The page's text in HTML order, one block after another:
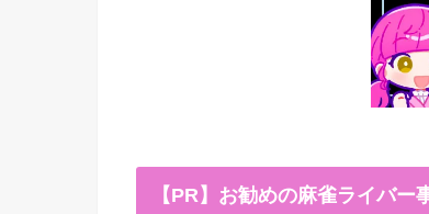
【PR】お勧めの麻雀ライバー